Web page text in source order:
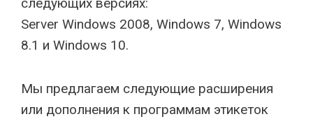
Server Windows 2008, Windows 7, Windows
8.1 и Windows 10.
Мы предлагаем следующие расширения
или дополнения к программам этикеток